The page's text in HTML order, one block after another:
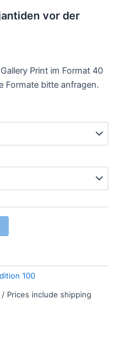
vor der
Print im Format 40
bitte anfragen.
100
Prices include shipping